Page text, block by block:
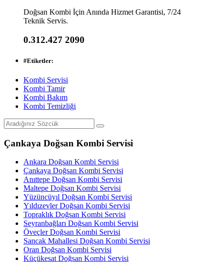
Doğsan Kombi İçin Anında Hizmet Garantisi, 7/24
Teknik Servis.
0.312.427 2090
#Etiketler:
Kombi Servisi
Kombi Tamir
Kombi Bakım
Kombi Temizliği
Çankaya Doğsan Kombi Servisi
Ankara Doğsan Kombi Servisi
Çankaya Doğsan Kombi Servisi
Anıttepe Doğsan Kombi Servisi
Maltepe Doğsan Kombi Servisi
Yüzüncüyıl Doğsan Kombi Servisi
Yıldızevler Doğsan Kombi Servisi
Topraklık Doğsan Kombi Servisi
Seyranbağları Doğsan Kombi Servisi
Öveçler Doğsan Kombi Servisi
Sancak Mahallesi Doğsan Kombi Servisi
Oran Doğsan Kombi Servisi
Küçükesat Doğsan Kombi Servisi